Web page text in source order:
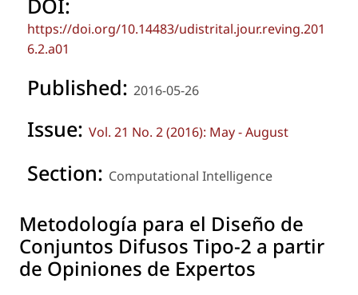
DOI:
https://doi.org/10.14483/udistrital.jour.reving.201
6.2.a01
Published: 2016-05-26
Issue: Vol. 21 No. 2 (2016): May - August
Section: Computational Intelligence
Metodología para el Diseño de
Conjuntos Difusos Tipo-2 a partir
de Opiniones de Expertos